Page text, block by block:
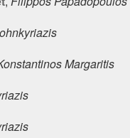
Margaritis